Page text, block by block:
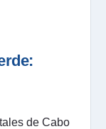
de Cabo